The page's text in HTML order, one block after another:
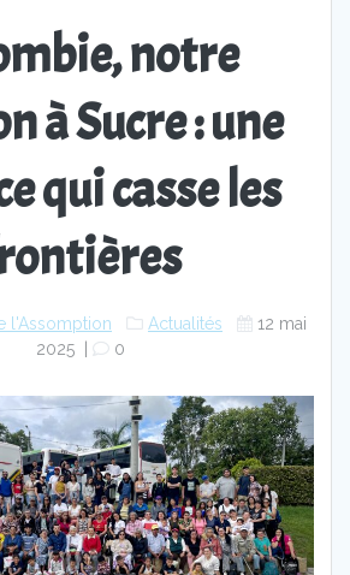
notre
à Sucre : une
qui casse les
l'Assomption Actualités
12 mai
2025
0